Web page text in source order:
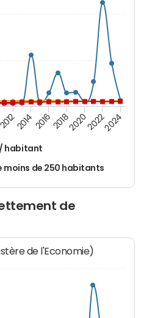
habitant
moins de 250 habitants
2012201420162018202020222024
de
de l'Economie)